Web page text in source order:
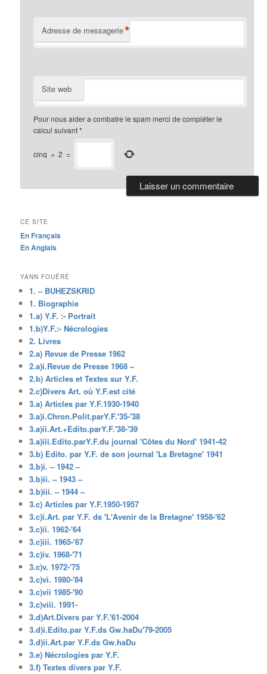
Adresse de messagerie*
Site web
Pour nous aider a combatre le spam merci de compléter le
calcul suivant*
cinq × 2 =
CE SITE
En Français
En Anglais
YANN FOUÉRÉ
1. – BUHEZSKRID
1. Biographie
1.a) Y.F. :- Portrait
1.b)Y.F.:- Nécrologies
2. Livres
2.a) Revue de Presse 1962
2.a)i.Revue de Presse 1968 –
2.b) Articles et Textes sur Y.F.
2.c)Divers Art. où Y.F.est cité
3.a) Articles par Y.F.1930-1940
3.a)i.Chron.Polit.parY.F.'35-'38
3.a)ii.Art.+Edito.parY.F.'38-'39
3.a)iii.Edito.parY.F.du journal 'Côtes du Nord' 1941-42
3.b) Edito. par Y.F. de son journal 'La Bretagne' 1941
3.b)i. – 1942 –
3.b)ii. – 1943 –
3.b)iii. – 1944 –
3.c) Articles par Y.F.1950-1957
3.c)i.Art. par Y.F. ds 'L'Avenir de la Bretagne' 1958-'62
3.c)ii. 1962-'64
3.c)iii. 1965-'67
3.c)iv. 1968-'71
3.c)v. 1972-'75
3.c)vi. 1980-'84
3.c)vii 1985-'90
3.c)viii. 1991-
3.d)Art.Divers par Y.F.'61-2004
3.d)i.Edito.par Y.F.ds Gw.haDu'79-2005
3.d)ii.Art.par Y.F.ds Gw.haDu
3.e) Nécrologies par Y.F.
3.f) Textes divers par Y.F.